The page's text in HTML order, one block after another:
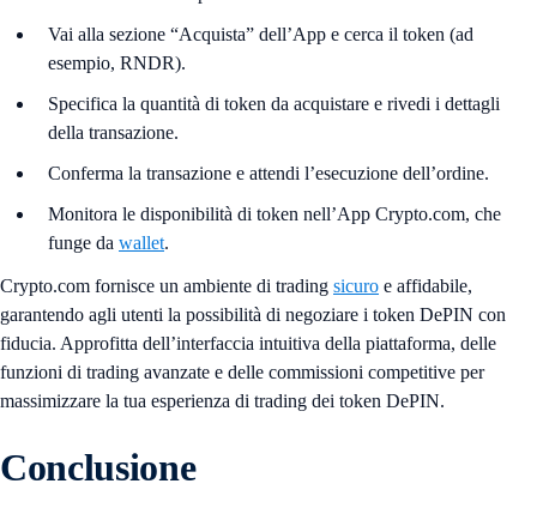
Vai alla sezione “Acquista” dell’App e cerca il token (ad
esempio, RNDR).
Specifica la quantità di token da acquistare e rivedi i dettagli
della transazione.
Conferma la transazione e attendi l’esecuzione dell’ordine.
Monitora le disponibilità di token nell’App Crypto.com, che
funge da wallet.
Crypto.com fornisce un ambiente di trading sicuro e affidabile,
garantendo agli utenti la possibilità di negoziare i token DePIN con
fiducia. Approfitta dell’interfaccia intuitiva della piattaforma, delle
funzioni di trading avanzate e delle commissioni competitive per
massimizzare la tua esperienza di trading dei token DePIN.
Conclusione